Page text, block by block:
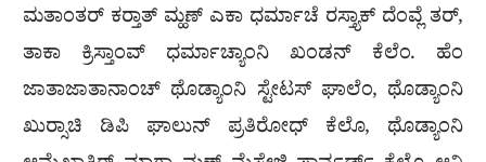
ಮತಾಂತರ್ ಕರ‍್ತಾತ್ ಮ್ಹಣ್ ಎಕಾ ಧರ್ಮಾಚೆ ರಸ್ತ್ಯಾಕ್ ದೆಂವ್ಲೆ ತರ್,
ತಾಕಾ ಕ್ರಿಸ್ತಾಂವ್ ಧರ್ಮಾಚ್ಯಾಂನಿ ಖಂಡನ್ ಕೆಲೆಂ. ಹೆಂ
ಜಾತಾಜಾತಾನಾಂಚ್ ಥೊಡ್ಯಾಂನಿ ಸ್ಟೇಟಸ್ ಘಾಲೆಂ, ಥೊಡ್ಯಾಂನಿ
ಖುರ‍್ಸಾಚಿ ಡಿಪಿ ಘಾಲುನ್ ಪ್ರತಿರೋಧ್ ಕೆಲೊ, ಥೊಡ್ಯಾಂನಿ